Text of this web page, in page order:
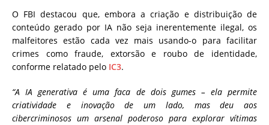
O FBI destacou que, embora a criação e distribuição de
conteúdo gerado por IA não seja inerentemente ilegal, os
malfeitores estão cada vez mais usando-o para facilitar
crimes como fraude, extorsão e roubo de identidade,
conforme relatado pelo IC3.
“A IA generativa é uma faca de dois gumes – ela permite
criatividade e inovação de um lado, mas deu aos
cibercriminosos um arsenal poderoso para explorar vítimas